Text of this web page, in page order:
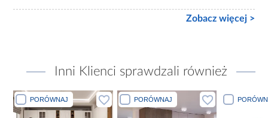
Zobacz więcej >
Inni Klienci sprawdzali również
PORÓWNAJ PORÓWNAJ